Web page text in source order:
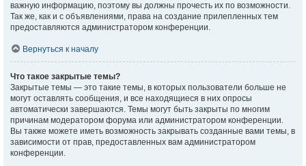
важную информацию, поэтому вы должны прочесть их по возможности.
Так же, как и с объявлениями, права на создание прилепленных тем
предоставляются администратором конференции.
Вернуться к началу
Что такое закрытые темы?
Закрытые темы — это такие темы, в которых пользователи больше не
могут оставлять сообщения, и все находящиеся в них опросы
автоматически завершаются. Темы могут быть закрыты по многим
причинам модератором форума или администратором конференции.
Вы также можете иметь возможность закрывать созданные вами темы, в
зависимости от прав, предоставленных вам администратором
конференции.